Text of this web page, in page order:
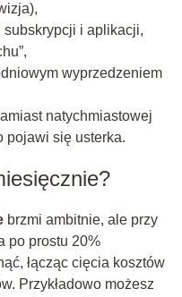
i aplikacji,
wyprzedzeniem
natychmiastowej
pojawi się usterka.
brzmi ambitnie, ale przy
po prostu 20%
łącząc cięcia kosztów
Przykładowo możesz